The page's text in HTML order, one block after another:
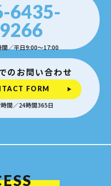
6435-
9266
間／平日9:00〜17:00
のお問い合わせ
FORM
間／24時間365日